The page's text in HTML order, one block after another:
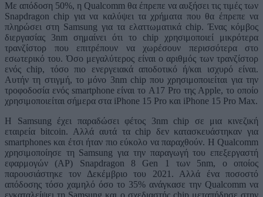
Με απόδοση 50%, η Qualcomm θα έπρεπε να αυξήσει τις τιμές των
Snapdragon chip για να καλύψει τα χρήματα που θα έπρεπε να
πληρώσει στη Samsung για τα ελαττωματικά chip. Ένας κόμβος
διεργασίας 3nm σημαίνει ότι το chip χρησιμοποιεί μικρότερα
τρανζίστορ που επιτρέπουν να χωρέσουν περισσότερα στο
εσωτερικό του. Όσο μεγαλύτερος είναι ο αριθμός των τρανζίστορ
ενός chip, τόσο πιο ενεργειακά αποδοτικό ή/και ισχυρό είναι.
Αυτήν τη στιγμή, το μόνο 3nm chip που χρησιμοποιείται για την
τροφοδοσία ενός smartphone είναι το A17 Pro της Apple, το οποίο
χρησιμοποιείται σήμερα στα iPhone 15 Pro και iPhone 15 Pro Max.
Η Samsung έχει παραδώσει φέτος 3nm chip σε μια κινεζική
εταιρεία bitcoin. Αλλά αυτά τα chip δεν κατασκευάστηκαν για
smartphones και έτσι ήταν πιο εύκολο να παραχθούν. Η Qualcomm
χρησιμοποίησε τη Samsung για την παραγωγή του επεξεργαστή
εφαρμογών (AP) Snapdragon 8 Gen 1 των 5nm, ο οποίος
παρουσιάστηκε τον Δεκέμβριο του 2021. Αλλά ένα ποσοστό
απόδοσης τόσο χαμηλό όσο το 35% ανάγκασε την Qualcomm να